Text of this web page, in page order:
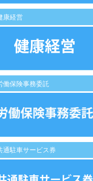
康経営
働保険事務委託
通駐車サービス券